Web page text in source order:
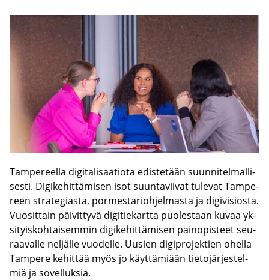
Tam­pe­reel­la di­gi­ta­li­saa­tio­ta edis­te­tään suun­ni­tel­mal­li­
ses­ti. Di­gi­ke­hit­tä­mi­sen isot suun­ta­vii­vat tu­le­vat Tam­pe­
reen stra­te­gias­ta, por­mes­ta­rioh­jel­mas­ta ja di­gi­vi­sios­ta.
Vuo­sit­tain päi­vit­ty­vä di­gi­tie­kart­ta puo­les­taan kuvaa yk­
si­tyis­koh­tai­sem­min di­gi­ke­hit­tä­mi­sen pain­opis­teet seu­
raa­val­le nel­jäl­le vuo­del­le. Uusien di­gi­pro­jek­tien ohel­la
Tam­pe­re ke­hit­tää myös jo käyt­tä­mi­ään tie­to­jär­jes­tel­
miä ja so­vel­luk­sia.